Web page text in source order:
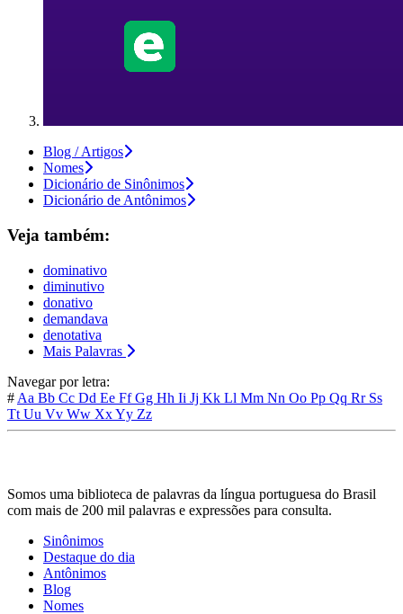
Blog / Artigos
Nomes
Dicionário de Sinônimos
Dicionário de Antônimos
Veja também:
dominativo
diminutivo
donativo
demandava
denotativa
Mais Palavras
Navegar por letra:
# Aa Bb Cc Dd Ee FfGg Hh Ii Jj Kk Ll Mm Nn Oo Pp Qq Rr Ss
Tt Uu Vv Ww XxYy Zz
Somos uma biblioteca de palavras da língua portuguesa do Brasil
com mais de 200 mil palavras e expressões para consulta.
Sinônimos
Destaque do dia
Antônimos
Blog
Nomes